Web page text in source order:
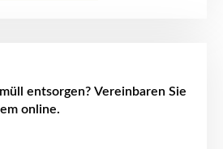
entsorgen? Vereinbaren Sie
online.